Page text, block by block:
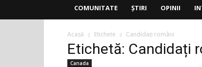
COMUNITATE ȘTIRI OPINII
Acasă Etichete Candidați români
Etichetă: Candidați
Canada